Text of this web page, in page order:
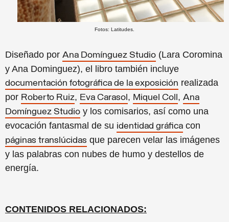
Fotos: Latitudes.
Diseñado por Ana Domínguez Studio (Lara Coromina
y Ana Dominguez), el libro también incluye
documentación fotográfica de la exposición realizada
por Roberto Ruiz, Eva Carasol, Miquel Coll, Ana
Domínguez Studio y los comisarios, así como una
evocación fantasmal de su identidad gráfica con
páginas translúcidas que parecen velar las imágenes
y las palabras con nubes de humo y destellos de
energía.
CONTENIDOS RELACIONADOS: